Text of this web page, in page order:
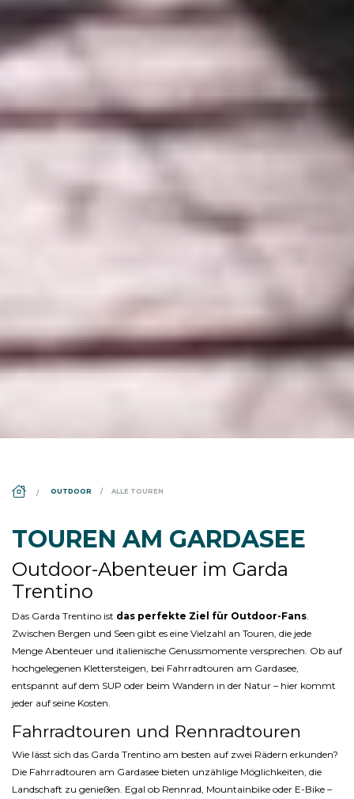
DS_BREADCRUMB.HOME
OUTDOOR ALLE TOUREN
TOUREN AM GARDASEE
Outdoor-Abenteuer im Garda
Trentino
Das Garda Trentino ist das perfekte Ziel für Outdoor-Fans.
Zwischen Bergen und Seen gibt es eine Vielzahl an Touren, die jede
Menge Abenteuer und italienische Genussmomente versprechen. Ob auf
hochgelegenen Klettersteigen, bei Fahrradtouren am Gardasee,
entspannt auf dem SUP oder beim Wandern in der Natur – hier kommt
jeder auf seine Kosten.
Fahrradtouren und Rennradtouren
Wie lässt sich das Garda Trentino am besten auf zwei Rädern erkunden?
Die Fahrradtouren am Gardasee bieten unzählige Möglichkeiten, die
Landschaft zu genießen. Egal ob Rennrad, Mountainbike oder E-Bike –